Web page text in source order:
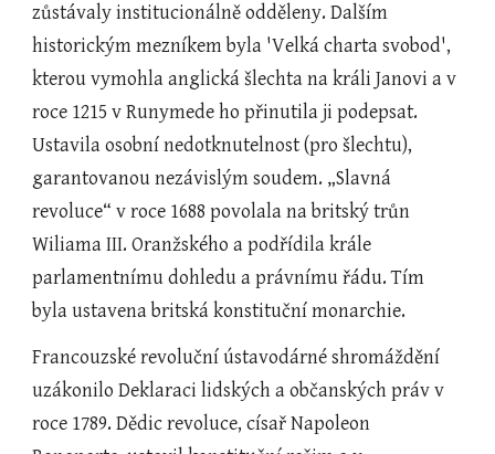
zůstávaly institucionálně odděleny. Dalším
historickým mezníkem byla 'Velká charta svobod',
kterou vymohla anglická šlechta na králi Janovi a v
roce 1215 v Runymede ho přinutila ji podepsat.
Ustavila osobní nedotknutelnost (pro šlechtu),
garantovanou nezávislým soudem. „Slavná
revoluce“ v roce 1688 povolala na britský trůn
Wiliama III. Oranžského a podřídila krále
parlamentnímu dohledu a právnímu řádu. Tím
byla ustavena britská konstituční monarchie.
Francouzské revoluční ústavodárné shromáždění
uzákonilo Deklaraci lidských a občanských práv v
roce 1789. Dědic revoluce, císař Napoleon